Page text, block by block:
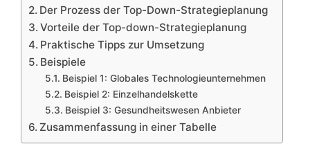
Der Prozess der Top-Down-Strategieplanung
Vorteile der Top-down-Strategieplanung
Praktische Tipps zur Umsetzung
Beispiele
Beispiel 1: Globales Technologieunternehmen
Beispiel 2: Einzelhandelskette
Beispiel 3: Gesundheitswesen Anbieter
Zusammenfassung in einer Tabelle